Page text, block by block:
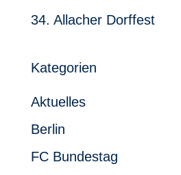
34. Allacher Dorffest
Kategorien
Aktuelles
Berlin
FC Bundestag